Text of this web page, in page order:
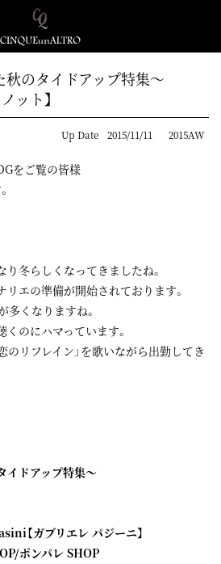
のタイドアップ特集～
ット】
Up Date 2015/11/11 2015AW
をご覧の皆様
冬らしくなってきましたね。
エの準備が開始されております。
多くなりますね。
のにハマっています。
のリフレイン」を歌いながら出勤してき
イドアップ特集～
【ガブリエレ パジーニ】
/ポンパレ SHOP